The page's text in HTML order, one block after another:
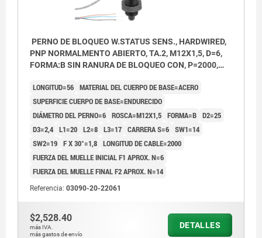
P = Longitud de cable
BN = Marrón
PERNO DE BLOQUEO W.STATUS SENS., HARDWIRED,
PNP NORMALMENTO ABIERTO, TA.2, M12X1,5, D=6,
FORMA:B SIN RANURA DE BLOQUEO CON, P=2000,
ANTRACITA RAL7021
LONGITUD=56 MATERIAL DEL CUERPO DE BASE=ACERO
SUPERFICIE CUERPO DE BASE=ENDURECIDO
DIÁMETRO DEL PERNO=6 ROSCA=M12X1,5 FORMA=B D2=25
D3=2,4 L1=20 L2=8 L3=17 CARRERA S=6 SW1=14
SW2=19 F X 30°=1,8 LONGITUD DE CABLE=2000
FUERZA DEL MUELLE INICIAL F1 APROX. N=6
FUERZA DEL MUELLE FINAL F2 APROX. N=14
Referencia: 03090-20-22061
$2,528.40
más IVA.
más gastos de envío
DETALLES